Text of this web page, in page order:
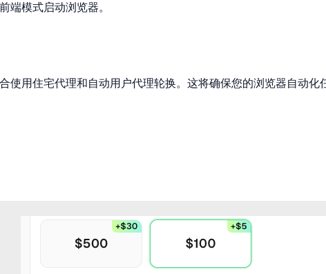
端模式启动浏览器。
用住宅代理和自动用户代理轮换。这将确保您的浏览器自动化